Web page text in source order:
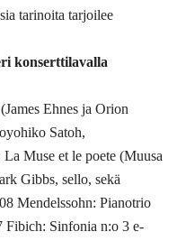
tarinoita tarjoilee
konserttilavalla
Ehnes ja Orion
Satoh,
La Muse et le poete (Muusa
Gibbs, sello, sekä
Mendelssohn: Pianotrio
Fibich: Sinfonia n:o 3 e-